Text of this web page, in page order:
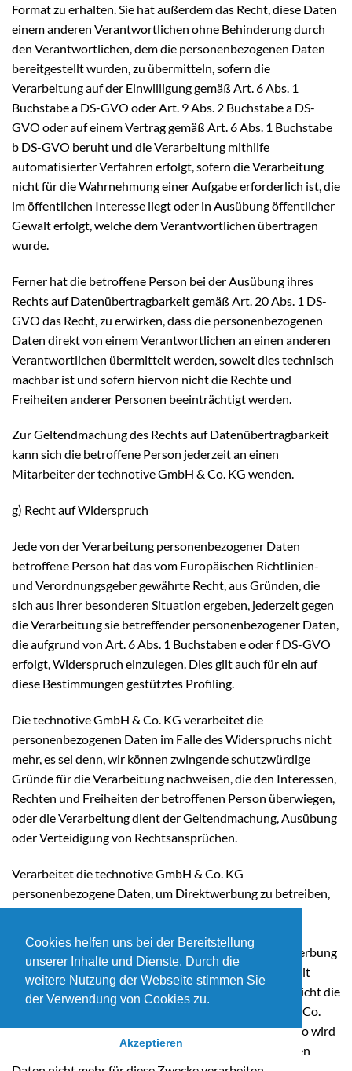
Cookies helfen uns bei der Bereitstellung
unserer Inhalte und Dienste. Durch die
weitere Nutzung der Webseite stimmen Sie
der Verwendung von Cookies zu.
Akzeptieren
Format zu erhalten. Sie hat außerdem das Recht, diese Daten
einem anderen Verantwortlichen ohne Behinderung durch
den Verantwortlichen, dem die personenbezogenen Daten
bereitgestellt wurden, zu übermitteln, sofern die
Verarbeitung auf der Einwilligung gemäß Art. 6 Abs. 1
Buchstabe a DS-GVO oder Art. 9 Abs. 2 Buchstabe a DS-
GVO oder auf einem Vertrag gemäß Art. 6 Abs. 1 Buchstabe
b DS-GVO beruht und die Verarbeitung mithilfe
automatisierter Verfahren erfolgt, sofern die Verarbeitung
nicht für die Wahrnehmung einer Aufgabe erforderlich ist, die
im öffentlichen Interesse liegt oder in Ausübung öffentlicher
Gewalt erfolgt, welche dem Verantwortlichen übertragen
wurde.
Ferner hat die betroffene Person bei der Ausübung ihres
Rechts auf Datenübertragbarkeit gemäß Art. 20 Abs. 1 DS-
GVO das Recht, zu erwirken, dass die personenbezogenen
Daten direkt von einem Verantwortlichen an einen anderen
Verantwortlichen übermittelt werden, soweit dies technisch
machbar ist und sofern hiervon nicht die Rechte und
Freiheiten anderer Personen beeinträchtigt werden.
Zur Geltendmachung des Rechts auf Datenübertragbarkeit
kann sich die betroffene Person jederzeit an einen
Mitarbeiter der technotive GmbH & Co. KG wenden.
g) Recht auf Widerspruch
Jede von der Verarbeitung personenbezogener Daten
betroffene Person hat das vom Europäischen Richtlinien-
und Verordnungsgeber gewährte Recht, aus Gründen, die
sich aus ihrer besonderen Situation ergeben, jederzeit gegen
die Verarbeitung sie betreffender personenbezogener Daten,
die aufgrund von Art. 6 Abs. 1 Buchstaben e oder f DS-GVO
erfolgt, Widerspruch einzulegen. Dies gilt auch für ein auf
diese Bestimmungen gestütztes Profiling.
Die technotive GmbH & Co. KG verarbeitet die
personenbezogenen Daten im Falle des Widerspruchs nicht
mehr, es sei denn, wir können zwingende schutzwürdige
Gründe für die Verarbeitung nachweisen, die den Interessen,
Rechten und Freiheiten der betroffenen Person überwiegen,
oder die Verarbeitung dient der Geltendmachung, Ausübung
oder Verteidigung von Rechtsansprüchen.
Verarbeitet die technotive GmbH & Co. KG
personenbezogene Daten, um Direktwerbung zu betreiben,
so hat die betroffene Person das Recht, jederzeit
personenbezogenen Daten zum Zwecke derartiger Werbung
einzulegen. Dies gilt auch für das Profiling, soweit es mit
solcher Direktwerbung in Verbindung steht. Widerspricht die
betroffene Person gegenüber der technotive GmbH & Co.
KG der Verarbeitung für Zwecke der Direktwerbung, so wird
die technotive GmbH & Co. KG die personenbezogenen